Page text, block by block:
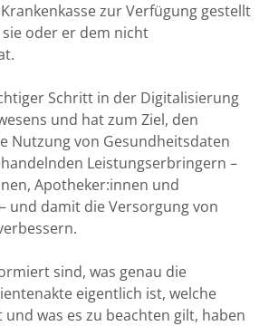
zur Verfügung gestellt
oder er dem nicht
Schritt in der Digitalisierung
und hat zum Ziel, den
Nutzung von Gesundheitsdaten
Leistungserbringern –
Apotheker:innen und
und damit die Versorgung von
sind, was genau die
eigentlich ist, welche
was es zu beachten gilt, haben